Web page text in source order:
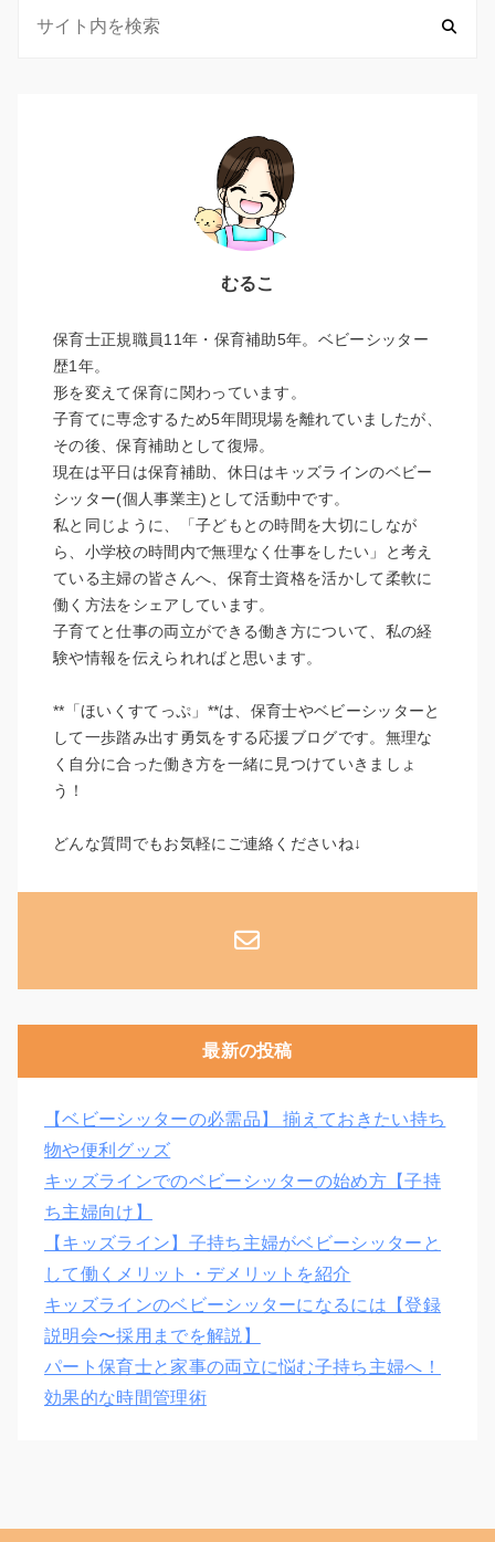
むるこ
保育士正規職員11年・保育補助5年。ベビーシッター
歴1年。
形を変えて保育に関わっています。
子育てに専念するため5年間現場を離れていましたが、
その後、保育補助として復帰。
現在は平日は保育補助、休日はキッズラインのベビー
シッター(個人事業主)として活動中です。
私と同じように、「子どもとの時間を大切にしなが
ら、小学校の時間内で無理なく仕事をしたい」と考え
ている主婦の皆さんへ、保育士資格を活かして柔軟に
働く方法をシェアしています。
子育てと仕事の両立ができる働き方について、私の経
験や情報を伝えられればと思います。
**「ほいくすてっぷ」**は、保育士やベビーシッターと
して一歩踏み出す勇気をする応援ブログです。無理な
く自分に合った働き方を一緒に見つけていきましょ
う！
どんな質問でもお気軽にご連絡くださいね↓
最新の投稿
【ベビーシッターの必需品】 揃えておきたい持ち
物や便利グッズ
キッズラインでのベビーシッターの始め方【子持
ち主婦向け】
【キッズライン】子持ち主婦がベビーシッターと
して働くメリット・デメリットを紹介
キッズラインのベビーシッターになるには【登録
説明会〜採用までを解説】
パート保育士と家事の両立に悩む子持ち主婦へ！
効果的な時間管理術